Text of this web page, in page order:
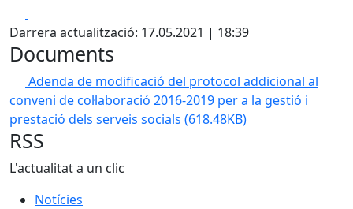
Darrera actualització: 17.05.2021 | 18:39
Documents
Adenda de modificació del protocol addicional al
conveni de col·laboració 2016-2019 per a la gestió i
prestació dels serveis socials (618.48KB)
RSS
L'actualitat a un clic
Notícies